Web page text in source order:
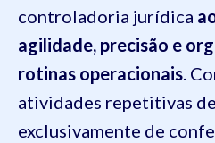
controladoria jurídica
agilidade, precisão e
rotinas operacionais.
atividades repetitivas
exclusivamente de